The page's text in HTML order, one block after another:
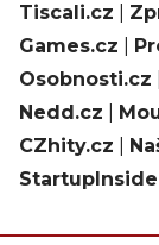
Tiscali.cz
Games.cz
Osobnosti.cz
Nedd.cz
CZhity.cz